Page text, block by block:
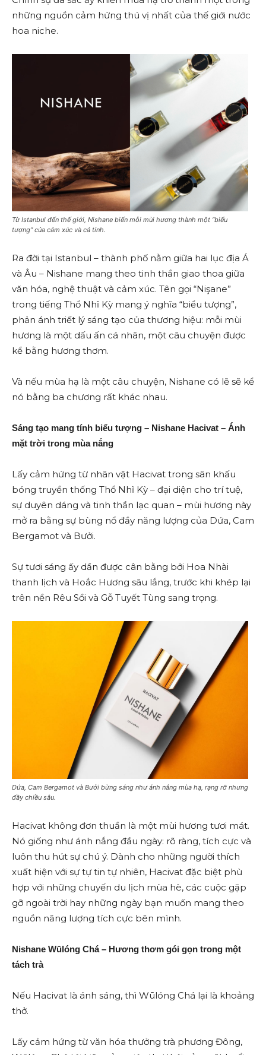
những nguồn cảm hứng thú vị nhất của thế giới nước
hoa niche.
Từ Istanbul đến thế giới, Nishane biến mỗi mùi hương thành một “biểu
tượng” của cảm xúc và cá tính.
Ra đời tại Istanbul – thành phố nằm giữa hai lục địa Á
và Âu – Nishane mang theo tinh thần giao thoa giữa
văn hóa, nghệ thuật và cảm xúc. Tên gọi “Nişane”
trong tiếng Thổ Nhĩ Kỳ mang ý nghĩa “biểu tượng”,
phản ánh triết lý sáng tạo của thương hiệu: mỗi mùi
hương là một dấu ấn cá nhân, một câu chuyện được
kể bằng hương thơm.
Và nếu mùa hạ là một câu chuyện, Nishane có lẽ sẽ kể
nó bằng ba chương rất khác nhau.
Sáng tạo mang tính biểu tượng – Nishane Hacivat – Ánh
mặt trời trong mùa nắng
Lấy cảm hứng từ nhân vật Hacivat trong sân khấu
bóng truyền thống Thổ Nhĩ Kỳ – đại diện cho trí tuệ,
sự duyên dáng và tinh thần lạc quan – mùi hương này
mở ra bằng sự bùng nổ đầy năng lượng của Dứa, Cam
Bergamot và Bưởi.
Sự tươi sáng ấy dần được cân bằng bởi Hoa Nhài
thanh lịch và Hoắc Hương sâu lắng, trước khi khép lại
trên nền Rêu Sồi và Gỗ Tuyết Tùng sang trọng.
Dứa, Cam Bergamot và Bưởi bừng sáng như ánh nắng mùa hạ, rạng rỡ nhưng
đầy chiều sâu.
Hacivat không đơn thuần là một mùi hương tươi mát.
Nó giống như ánh nắng đầu ngày: rõ ràng, tích cực và
luôn thu hút sự chú ý. Dành cho những người thích
xuất hiện với sự tự tin tự nhiên, Hacivat đặc biệt phù
hợp với những chuyến du lịch mùa hè, các cuộc gặp
gỡ ngoài trời hay những ngày bạn muốn mang theo
nguồn năng lượng tích cực bên mình.
Nishane Wūlóng Chá – Hương thơm gói gọn trong một
tách trà
Nếu Hacivat là ánh sáng, thì Wūlóng Chá lại là khoảng
thở.
Lấy cảm hứng từ văn hóa thưởng trà phương Đông,